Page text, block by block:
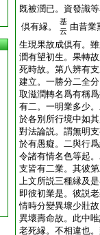
既被潤已。資發識
倶有縁。
基
云 由昔業
生現果故成倶有。
潤有望初生。果轉
死時故。第八辨有
建立。一勝分二全
取滋潤轉名爲有稱
有二。一明業多少
於各別所行境中如
對法論説。謂無明
於有愚癡。二與行
令諸有情名色等起
支皆有二業。其彼
上文所説三種縁及
即彼初業是。彼説
情時分變異壞少壯
異壞壽命故。此中
老死縁。不相違也